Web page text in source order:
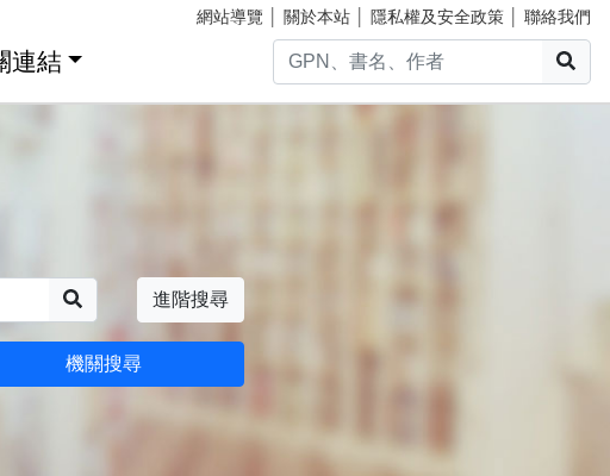
網站導覽 關於本站 隱私權及安全政策 聯絡我們
連結
進階搜尋
機關搜尋